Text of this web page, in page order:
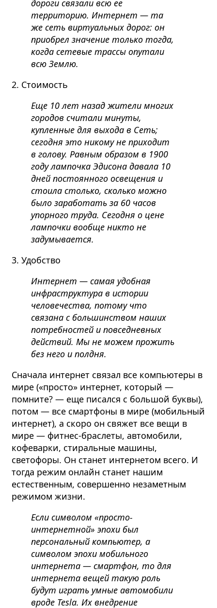
дороги связали всю ее
территорию. Интернет — та
же сеть виртуальных дорог: он
приобрел значение только тогда,
когда сетевые трассы опутали
всю Землю.
2. Стоимость
Еще 10 лет назад жители многих
городов считали минуты,
купленные для выхода в Сеть;
сегодня это никому не приходит
в голову. Равным образом в 1900
году лампочка Эдисона давала 10
дней постоянного освещения и
стоила столько, сколько можно
было заработать за 60 часов
упорного труда. Сегодня о цене
лампочки вообще никто не
задумывается.
3. Удобство
Интернет — самая удобная
инфраструктура в истории
человечества, потому что
связана с большинством наших
потребностей и повседневных
действий. Мы не можем прожить
без него и полдня.
Сначала интернет связал все компьютеры в
мире («просто» интернет, который —
помните? — еще писался с большой буквы),
потом — все смартфоны в мире (мобильный
интернет), а скоро он свяжет все вещи в
мире — фитнес-браслеты, автомобили,
кофеварки, стиральные машины,
светофоры. Он станет интернетом всего. И
тогда режим онлайн станет нашим
естественным, совершенно незаметным
режимом жизни.
Если символом «просто-
интернетной» эпохи был
персональный компьютер, а
символом эпохи мобильного
интернета — смартфон, то для
интернета вещей такую роль
будут играть умные автомобили
вроде Tesla. Их внедрение